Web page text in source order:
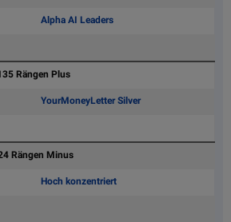
Alpha AI Leaders
Rängen Plus
YourMoneyLetter Silver
Rängen Minus
Hoch konzentriert